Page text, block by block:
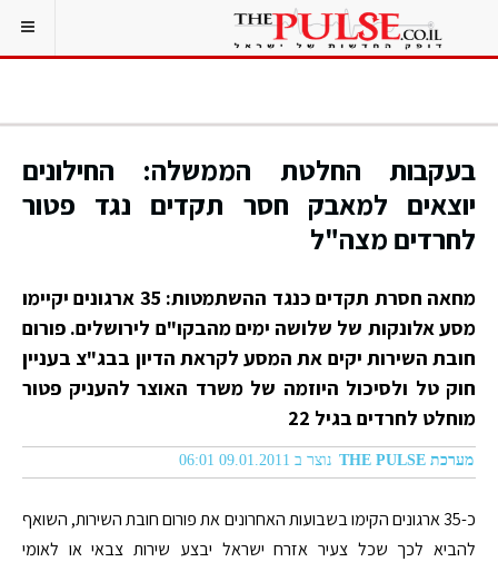
בעקבות החלטת הממשלה: החילונים
יוצאים למאבק חסר תקדים נגד פטור
לחרדים מצה"ל
מחאה חסרת תקדים כנגד ההשתמטות: 35 ארגונים יקיימו
מסע אלונקות של שלושה ימים מהבקו"ם לירושלים. פורום
חובת השירות יקים את המסע לקראת הדיון בבג"צ בעניין
חוק טל ולסיכול היוזמה של משרד האוצר להעניק פטור
מוחלט לחרדים בגיל 22
מערכת THE PULSE נוצר ב 09.01.2011 06:01
כ-35 ארגונים הקימו בשבועות האחרונים את פורום חובת השירות, השואף
להביא לכך שכל צעיר אזרח ישראל יבצע שירות צבאי או לאומי